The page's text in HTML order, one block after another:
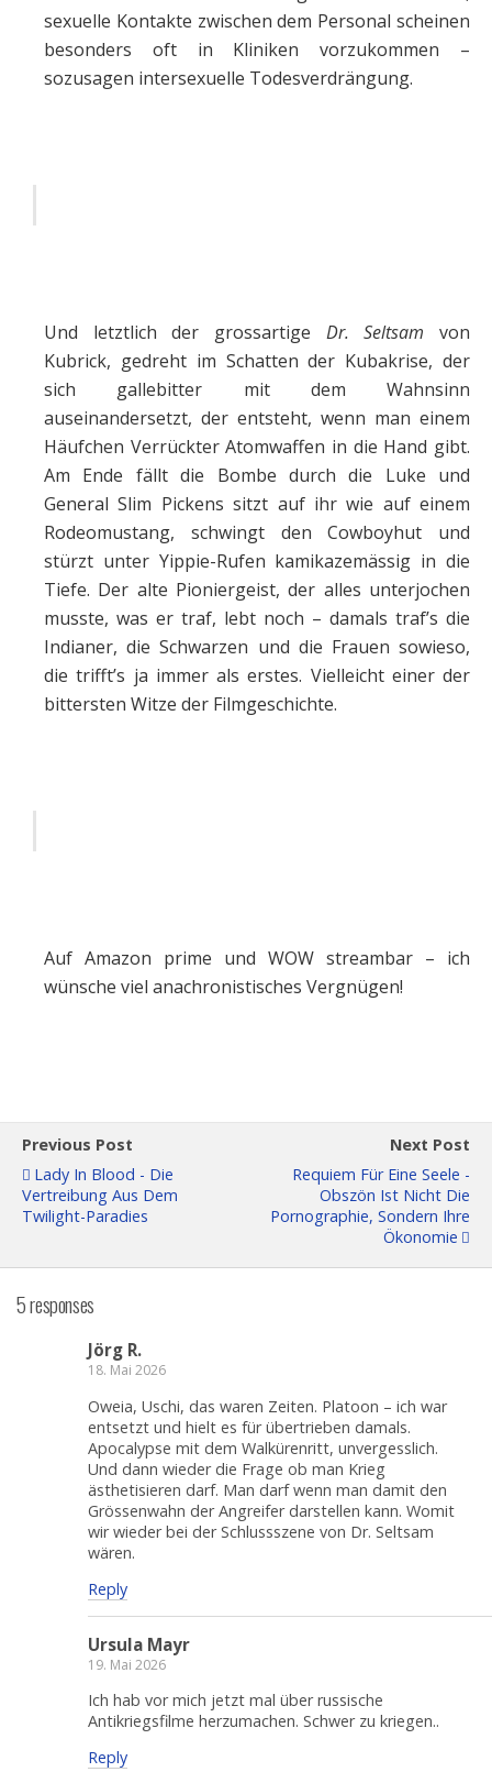
sexuelle Kontakte zwischen dem Personal scheinen
besonders oft in Kliniken vorzukommen –
sozusagen intersexuelle Todesverdrängung.
Und letztlich der grossartige Dr. Seltsam von
Kubrick, gedreht im Schatten der Kubakrise, der
sich gallebitter mit dem Wahnsinn
auseinandersetzt, der entsteht, wenn man einem
Häufchen Verrückter Atomwaffen in die Hand gibt.
Am Ende fällt die Bombe durch die Luke und
General Slim Pickens sitzt auf ihr wie auf einem
Rodeomustang, schwingt den Cowboyhut und
stürzt unter Yippie-Rufen kamikazemässig in die
Tiefe. Der alte Pioniergeist, der alles unterjochen
musste, was er traf, lebt noch – damals traf’s die
Indianer, die Schwarzen und die Frauen sowieso,
die trifft’s ja immer als erstes. Vielleicht einer der
bittersten Witze der Filmgeschichte.
Auf Amazon prime und WOW streambar – ich
wünsche viel anachronistisches Vergnügen!
Previous Post
Lady In Blood - Die
Vertreibung Aus Dem
Twilight-Paradies
Next Post
Requiem Für Eine Seele -
Obszön Ist Nicht Die
Pornographie, Sondern Ihre
Ökonomie
5 responses
Jörg R.
18. Mai 2026
Oweia, Uschi, das waren Zeiten. Platoon – ich war
entsetzt und hielt es für übertrieben damals.
Apocalypse mit dem Walkürenritt, unvergesslich.
Und dann wieder die Frage ob man Krieg
ästhetisieren darf. Man darf wenn man damit den
Grössenwahn der Angreifer darstellen kann. Womit
wir wieder bei der Schlussszene von Dr. Seltsam
wären.
Reply
Ursula Mayr
19. Mai 2026
Ich hab vor mich jetzt mal über russische
Antikriegsfilme herzumachen. Schwer zu kriegen..
Reply